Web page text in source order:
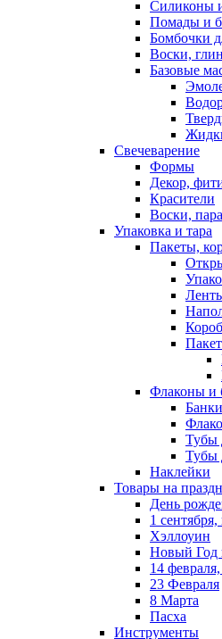
Силиконы
Помады и
Бомбочки
Воски,
Базовые
Свечеварение
Формы
Декор,
Красители
Воски,
Упаковка и тара
Пакеты,
Флаконы и
Банки
Тубы
Тубы
Наклейки
Товары на
День
1
Хэллоуин
Новый Год
14 февраля,
23 Февраля
8 Марта
Пасха
Инструменты